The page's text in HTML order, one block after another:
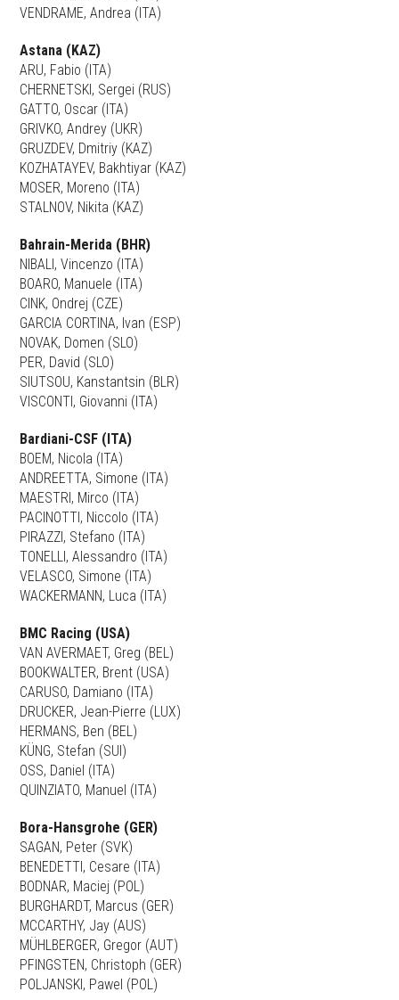
VENDRAME, Andrea (ITA)
Astana (KAZ)
ARU, Fabio (ITA)
CHERNETSKI, Sergei (RUS)
GATTO, Oscar (ITA)
GRIVKO, Andrey (UKR)
GRUZDEV, Dmitriy (KAZ)
KOZHATAYEV, Bakhtiyar (KAZ)
MOSER, Moreno (ITA)
STALNOV, Nikita (KAZ)
Bahrain-Merida (BHR)
NIBALI, Vincenzo (ITA)
BOARO, Manuele (ITA)
CINK, Ondrej (CZE)
GARCIA CORTINA, Ivan (ESP)
NOVAK, Domen (SLO)
PER, David (SLO)
SIUTSOU, Kanstantsin (BLR)
VISCONTI, Giovanni (ITA)
Bardiani-CSF (ITA)
BOEM, Nicola (ITA)
ANDREETTA, Simone (ITA)
MAESTRI, Mirco (ITA)
PACINOTTI, Niccolo (ITA)
PIRAZZI, Stefano (ITA)
TONELLI, Alessandro (ITA)
VELASCO, Simone (ITA)
WACKERMANN, Luca (ITA)
BMC Racing (USA)
VAN AVERMAET, Greg (BEL)
BOOKWALTER, Brent (USA)
CARUSO, Damiano (ITA)
DRUCKER, Jean-Pierre (LUX)
HERMANS, Ben (BEL)
KÜNG, Stefan (SUI)
OSS, Daniel (ITA)
QUINZIATO, Manuel (ITA)
Bora-Hansgrohe (GER)
SAGAN, Peter (SVK)
BENEDETTI, Cesare (ITA)
BODNAR, Maciej (POL)
BURGHARDT, Marcus (GER)
MCCARTHY, Jay (AUS)
MÜHLBERGER, Gregor (AUT)
PFINGSTEN, Christoph (GER)
POLJANSKI, Pawel (POL)